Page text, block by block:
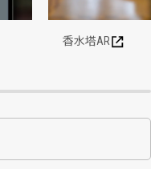
香水塔AR